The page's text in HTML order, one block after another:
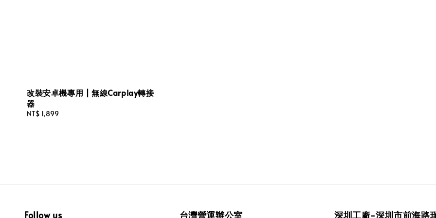
改裝安卓機專用 | 無線Carplay轉接
器
Regular
NT$ 1,899
Follow us 台灣營運辦公室 深圳工廠-深圳市前海路